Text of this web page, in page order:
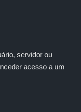
servidor ou
acesso a um